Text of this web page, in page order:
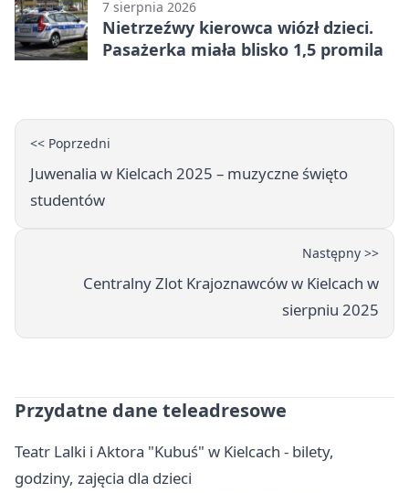
7 sierpnia 2026
Nietrzeźwy kierowca wiózł dzieci.
Pasażerka miała blisko 1,5 promila
<< Poprzedni
Juwenalia w Kielcach 2025 – muzyczne święto
studentów
Następny >>
Centralny Zlot Krajoznawców w Kielcach w
sierpniu 2025
Przydatne dane teleadresowe
Teatr Lalki i Aktora "Kubuś" w Kielcach - bilety,
godziny, zajęcia dla dzieci